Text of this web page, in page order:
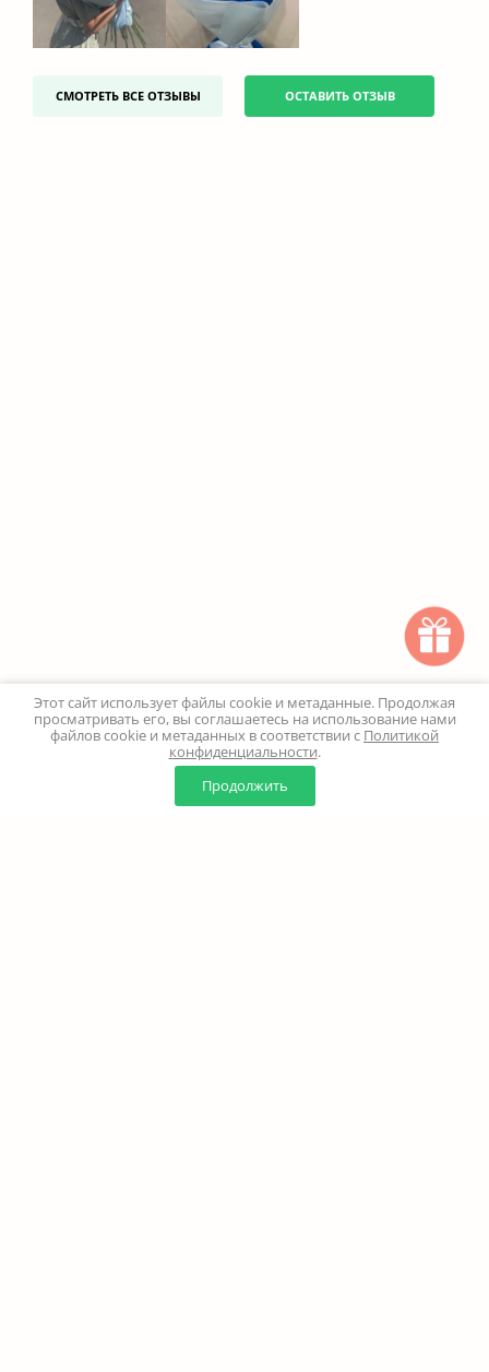
СМОТРЕТЬ ВСЕ ОТЗЫВЫ ОСТАВИТЬ ОТЗЫВ
0
Корзина
Этот сайт использует файлы cookie и метаданные. Продолжая
просматривать его, вы соглашаетесь на использование нами
файлов cookie и метаданных в соответствии с Политикой
конфиденциальности.
Продолжить